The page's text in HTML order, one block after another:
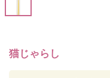
猫じゃらし